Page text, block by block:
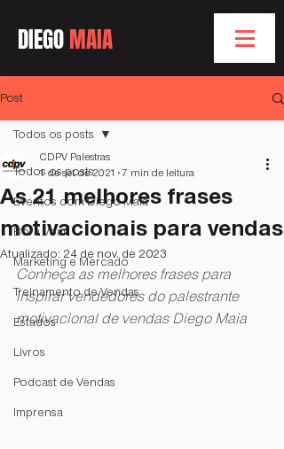
DIEGOMAIA
Post
Todos os posts
Eventos com Diego Maia
Bóra Voar
Marketing e Mercado
Treinamento de Vendas
Estados
Livros
Podcast de Vendas
Imprensa
Todos os posts
As 21 melhores frases
motivacionais para vendas
CDPV Palestras
1 de set. de 2021
7 min de leitura
Atualizado: 24 de nov. de 2023
Conheça as melhores frases para
inspirar vendedores do palestrante
motivacional de vendas Diego Maia